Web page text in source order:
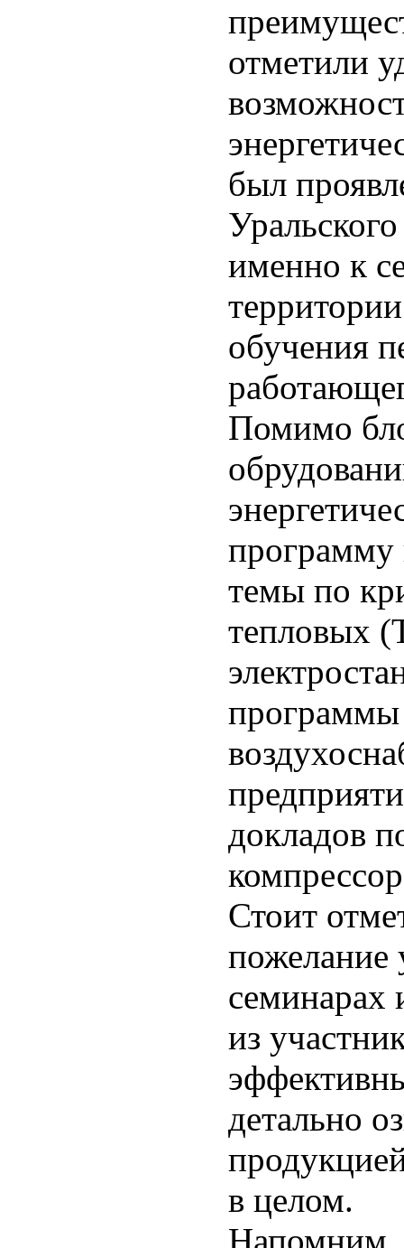
отметили
был
именно к
обучения
Помимо
темы по
тепловых
докладов
Стоит
пожелание
семинарах
из
детально
в целом.
Напомним,